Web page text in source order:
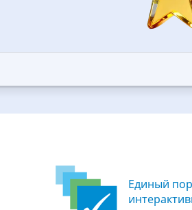
Единый